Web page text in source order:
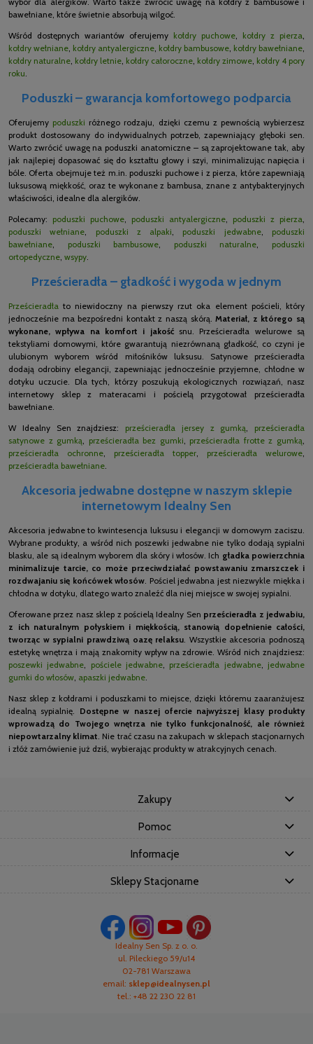
bawełniane, które świetnie absorbują wilgoć.
Wśród dostępnych wariantów oferujemy kołdry puchowe, kołdry z pierza,
kołdry wełniane, kołdry antyalergiczne, kołdry bambusowe, kołdry bawełniane,
kołdry naturalne, kołdry letnie, kołdry całoroczne, kołdry zimowe, kołdry 4 pory
roku.
Poduszki – gwarancja komfortowego podparcia
Oferujemy poduszki różnego rodzaju, dzięki czemu z pewnością wybierzesz
produkt dostosowany do indywidualnych potrzeb, zapewniający głęboki sen.
Warto zwrócić uwagę na poduszki anatomiczne – są zaprojektowane tak, aby
jak najlepiej dopasować się do kształtu głowy i szyi, minimalizując napięcia i
bóle. Oferta obejmuje też m.in. poduszki puchowe i z pierza, które zapewniają
luksusową miękkość, oraz te wykonane z bambusa, znane z antybakteryjnych
właściwości, idealne dla alergików.
Polecamy: poduszki puchowe poduszki antyalergiczne poduszki z pierza
poduszki wełniane
poduszki z alpaki poduszki jedwabne, poduszki
bawełniane
poduszki bambusowe poduszki naturalne
poduszki
ortopedyczne wsypy
Prześcieradła – gładkość i wygoda w jednym
Prześcieradła to niewidoczny na pierwszy rzut oka element pościeli, który
jednocześnie ma bezpośredni kontakt z naszą skórą.Materiał, z którego są
wykonane, wpływa na komfort i jakośćsnu. Prześcieradła welurowe są
tekstyliami domowymi, które gwarantują niezrównaną gładkość, co czyni je
ulubionym wyborem wśród miłośników luksusu. Satynowe prześcieradła
dodają odrobiny elegancji, zapewniając jednocześnie przyjemne, chłodne w
dotyku uczucie. Dla tych, którzy poszukują ekologicznych rozwiązań, nasz
internetowy sklep z materacami i pościelą przygotował prześcieradła
bawełniane.
W Idealny Sen znajdziesz: prześcieradła jersey z gumką
prześcieradła
satynowe z gumką
prześcieradła bez gumki prześcieradła frotte z gumką
prześcieradła ochronne
prześcieradła topper prześcieradła welurowe
prześcieradła bawełniane
Akcesoria jedwabne dostępne w naszym sklepie
internetowym Idealny Sen
Akcesoria jedwabne to kwintesencja luksusu i elegancji w domowym zaciszu.
Wybrane produkty, a wśród nich poszewki jedwabne nie tylko dodają sypialni
blasku, ale są idealnym wyborem dla skóry i włosów. Ich gładka powierzchnia
minimalizuje tarcie, co może przeciwdziałać powstawaniu zmarszczek i
rozdwajaniu się końcówek włosów . Pościel jedwabna jest niezwykle miękka i
chłodna w dotyku, dlatego warto znaleźć dla niej miejsce w swojej sypialni.
Oferowane przez nasz sklep z pościelą Idealny Sen prześcieradła z jedwabiu,
z ich naturalnym połyskiem i miękkością, stanowią dopełnienie całości,
tworząc w sypialni prawdziwą oazę relaksu . Wszystkie akcesoria podnoszą
estetykę wnętrza i mają znakomity wpływ na zdrowie. Wśród nich znajdziesz:
poszewki jedwabne
pościele jedwabne prześcieradła jedwabne, jedwabne
gumki do włosów apaszki jedwabne
Nasz sklep z kołdrami i poduszkami to miejsce, dzięki któremu zaaranżujesz
idealną sypialnię. Dostępne w naszej ofercie najwyższej klasy produkty
wprowadzą do Twojego wnętrza nie tylko funkcjonalność, ale również
niepowtarzalny klimat . Nie trać czasu na zakupach w sklepach stacjonarnych
i złóż zamówienie już dziś, wybierając produkty w atrakcyjnych cenach.
Zakupy
Pomoc
Informacje
Sklepy Stacjonarne
Idealny Sen Sp. z o. o.
ul. Pileckiego 59/u14
02-781 Warszawa
email: sklep@idealnysen.pl
tel.: +48 22 230 22 81